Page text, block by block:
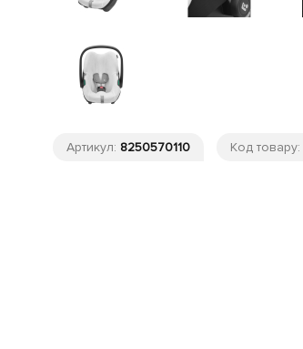
Артикул: 8250570110 Код товару: